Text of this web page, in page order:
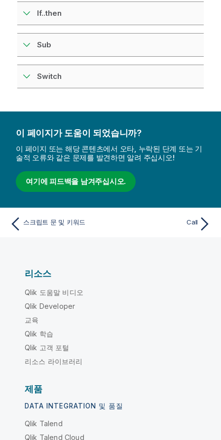
If..then
Sub
Switch
이 페이지가 도움이 되었습니까?
이 페이지 또는 해당 콘텐츠에서 오타, 누락된 단계 또는 기
술적 오류와 같은 문제를 발견하면 알려 주십시오!
여기에 피드백을 남겨주십시오.
스크립트 문 및 키워드 Call
리소스
Qlik 도움말 비디오
Qlik Developer
교육
Qlik 학습
Qlik 고객 포털
리소스 라이브러리
제품
DATA INTEGRATION 및 품질
Qlik Talend
Qlik Talend Cloud